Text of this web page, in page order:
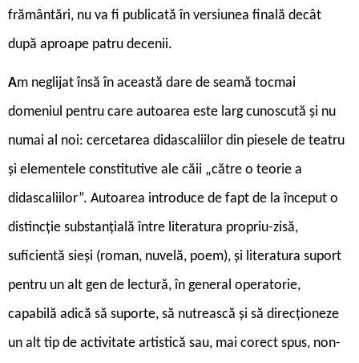
frământări, nu va fi publicată în versiunea finală decât
după aproape patru decenii.
Am neglijat însă în această dare de seamă tocmai
domeniul pentru care autoarea este larg cunoscută și nu
numai al noi: cercetarea didascaliilor din piesele de teatru
și elementele constitutive ale căii „către o teorie a
didascaliilor”. Autoarea introduce de fapt de la început o
distincție substanțială între literatura propriu-zisă,
suficientă sieși (roman, nuvelă, poem), și literatura suport
pentru un alt gen de lectură, în general operatorie,
capabilă adică să suporte, să nutrească și să direcționeze
un alt tip de activitate artistică sau, mai corect spus, non-